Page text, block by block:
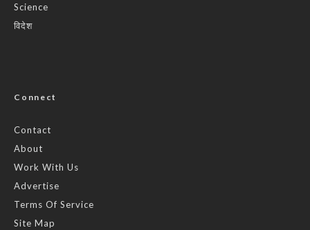
Science
विदेश
Connect
Contact
About
Work With Us
Advertise
Terms Of Service
Site Map